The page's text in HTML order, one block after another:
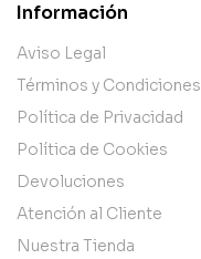
Información
Aviso Legal
Términos y Condiciones
Política de Privacidad
Política de Cookies
Devoluciones
Atención al Cliente
Nuestra Tienda